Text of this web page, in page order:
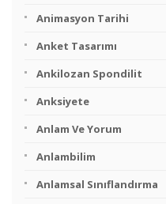
Animasyon Tarihi
Anket Tasarımı
Ankilozan Spondilit
Anksiyete
Anlam Ve Yorum
Anlambilim
Anlamsal Sınıflandırma